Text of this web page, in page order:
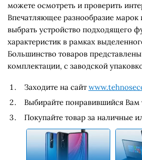
можете осмотреть и проверить
Впечатляющее разнообразие марок
выбрать устройство подходящего
характеристик в рамках
Большинство товаров
комплектации, с заводской
Заходите на сайт
Выбирайте понравившийся Вам
Покупайте товар за наличные